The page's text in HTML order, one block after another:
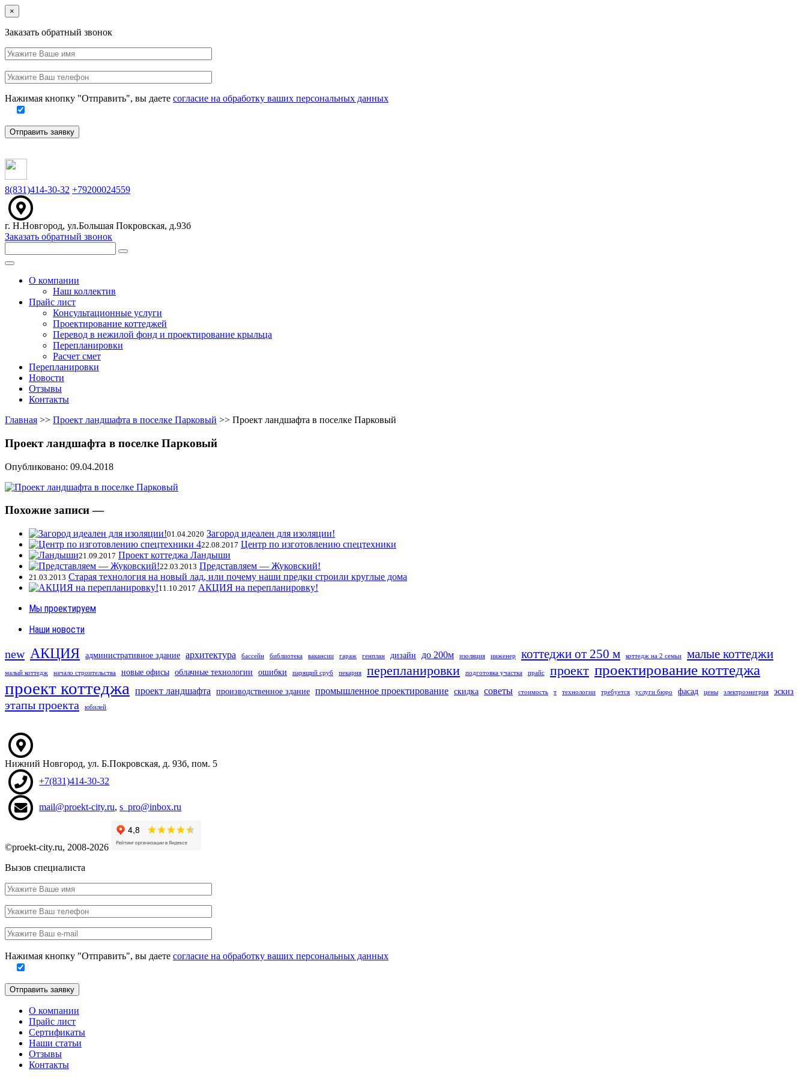
×
Заказать обратный звонок
Ваше
имя
это
Ваш
телефон
Нажимая кнопку "Отправить", вы даете согласие на обработку ваших персональных данных
Отправить заявку
8(831)414-30-32 +79200024559
г. Н.Новгород, ул.Большая Покровская, д.93б
Заказать обратный звонок
Меню
О компании
Наш коллектив
Прайс лист
Консультационные услуги
Проектирование коттеджей
Перевод в нежилой фонд и проектирование крыльца
Перепланировки
Расчет смет
Перепланировки
Новости
Отзывы
Контакты
Главная >> Проект ландшафта в поселке Парковый >> Проект ландшафта в поселке Парковый
Проект ландшафта в поселке Парковый
Опубликовано: 09.04.2018
Похожие записи —
01.04.2020 Загород идеален для изоляции!
22.08.2017 Центр по изготовлению спецтехники
21.09.2017 Проект коттеджа Ландыши
22.03.2013 Представляем — Жуковский!
21.03.2013 Старая технология на новый лад, или почему наши предки строили круглые дома
11.10.2017 АКЦИЯ на перепланировку!
Мы проектируем
Наши новости
new АКЦИЯ административное здание архитектура бассейн библиотека вакансии гараж генплан дизайн до 200м изоляция инженер коттеджи от 250 м коттедж на 2 семьи малые коттеджи
малый коттедж начало строительства новые офисы облачные технологии ошибки парящий сруб пекарня перепланировки подготовка участка прайс проект проектирование коттеджа
проект коттеджа проект ландшафта производственное здание промышленное проектирование скидка советы стоимость т технологии требуется услуги бюро фасад цены электроэнегрия эскиз
этапы проекта юбилей
Нижний Новгород, ул. Б.Покровская, д. 93б, пом. 5
+7(831)414-30-32
mail@proekt-city.ru,s_pro@inbox.ru
©proekt-city.ru, 2008-2026
Вызов специалиста
Ваше
имя
Ваш
телефон
Ваш
e-
mail
это
поле
Нажимая кнопку "Отправить", вы даете согласие на обработку ваших персональных данных
Отправить заявку
О компании
Прайс лист
Сертификаты
Наши статьи
Отзывы
Контакты